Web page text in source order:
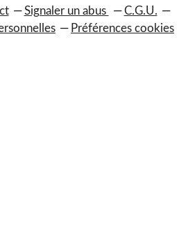
Signaler un abus
C.G.U.
Préférences cookies